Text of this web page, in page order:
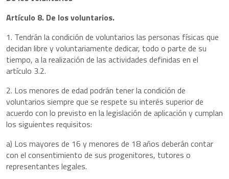
Artículo 8. De los voluntarios.
1. Tendrán la condición de voluntarios las personas físicas que
decidan libre y voluntariamente dedicar, todo o parte de su
tiempo, a la realización de las actividades definidas en el
artículo 3.2.
2. Los menores de edad podrán tener la condición de
voluntarios siempre que se respete su interés superior de
acuerdo con lo previsto en la legislación de aplicación y cumplan
los siguientes requisitos:
a) Los mayores de 16 y menores de 18 años deberán contar
con el consentimiento de sus progenitores, tutores o
representantes legales.